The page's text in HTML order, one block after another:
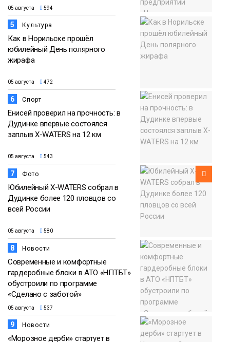
05 августа 594
5 Культура
Как в Норильске прошёл
юбилейный День полярного
жирафа
05 августа 472
6 Спорт
Енисей проверил на прочность: в
Дудинке впервые состоялся
заплыв X-WATERS на 12 км
05 августа 543
7 Фото
Юбилейный X-WATERS собрал в
Дудинке более 120 пловцов со
всей России
05 августа 580
8 Новости
Современные и комфортные
гардеробные блоки в АТО «НПТБТ»
обустроили по программе
«Сделано с заботой»
05 августа 537
9 Новости
«Морозное дерби» стартует в